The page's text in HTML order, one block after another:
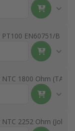
EN60751/B
1800 Ohm (TAC
2252 Ohm